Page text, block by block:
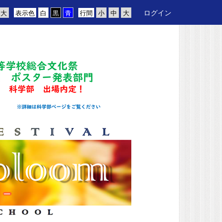
行間
表示色 ログイン